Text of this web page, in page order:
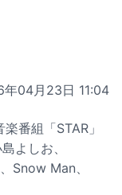
年04月23日 11:04
番組「STAR」
よしお、
Snow Man、